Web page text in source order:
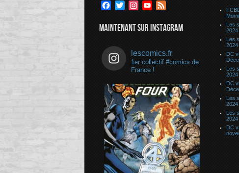
Facebook
TwitterInstagramYouTube
MAINTENANT SUR INSTAGRAM
lescomics.fr
1er collectif #comics de
France !
Les
2024
Les
2024
DC
Les
2024
DC
Les
2024
Les
2024
DC